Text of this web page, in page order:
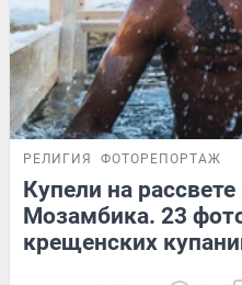
РЕЛИГИЯ ФОТОРЕПОРТАЖ
Купели на
Мозамбика. 23
крещенских